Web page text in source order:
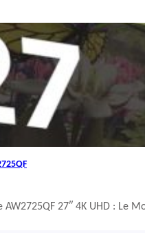
AW2725QF 27″ 4K UHD : Le